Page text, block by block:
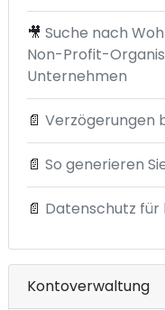
🎥 Suche nach
Non-Profit-
Unternehmen
📄 Verzögerungen
📄 So generieren
📄 Datenschutz für
Kontoverwaltung